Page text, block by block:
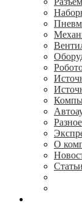
Разное
О
Статьи